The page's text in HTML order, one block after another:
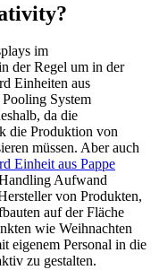
im
der Regel um in der
Einheiten aus
System
da die
die Produktion von
müssen. Aber auch
Aufwand
von Produkten,
auf der Fläche
wie Weihnachten
eigenem Personal in die
zu gestalten.